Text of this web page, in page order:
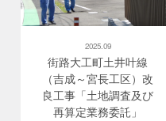
2025.09
街路大工町土井叶線
（吉成～宮長工区）改
良工事「土地調査及び
再算定業務委託」